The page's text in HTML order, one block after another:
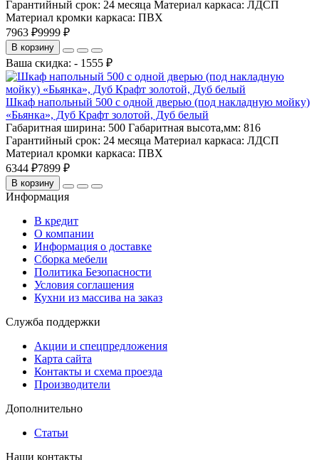
Гарантийный срок: 24 месяца Материал каркаса: ЛДСП
Материал кромки каркаса: ПВХ
7963 ₽9999 ₽
В корзину
Ваша скидка: - 1555 ₽
Шкаф напольный 500 с одной дверью (под накладную мойку)
«Бьянка», Дуб Крафт золотой, Дуб белый
Габаритная ширина: 500 Габаритная высота,мм: 816
Гарантийный срок: 24 месяца Материал каркаса: ЛДСП
Материал кромки каркаса: ПВХ
6344 ₽7899 ₽
В корзину
Информация
В кредит
О компании
Информация о доставке
Сборка мебели
Политика Безопасности
Условия соглашения
Кухни из массива на заказ
Служба поддержки
Акции и спецпредложения
Карта сайта
Контакты и схема проезда
Производители
Дополнительно
Статьи
Наши контакты